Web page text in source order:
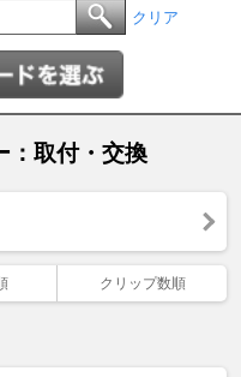
クリア
：取付・交換
クリップ数順